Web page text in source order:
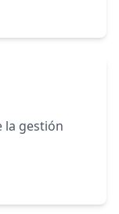
la gestión